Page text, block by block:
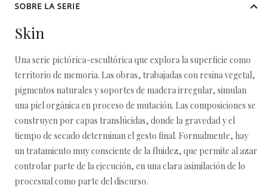
SOBRE LA SERIE
Skin
Una serie pictórica-escultórica que explora la superficie como
territorio de memoria. Las obras, trabajadas con resina vegetal,
pigmentos naturales y soportes de madera irregular, simulan
una piel orgánica en proceso de mutación. Las composiciones se
construyen por capas translúcidas, donde la gravedad y el
tiempo de secado determinan el gesto final. Formalmente, hay
un tratamiento muy consciente de la fluidez, que permite al azar
controlar parte de la ejecución, en una clara asimilación de lo
procesual como parte del discurso.